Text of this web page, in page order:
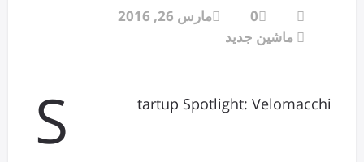
0
مارس 26, 2016
ماشین جدید
S tartup Spotlight: Velomacchi